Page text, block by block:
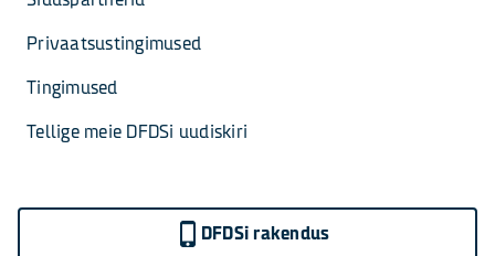
Privaatsustingimused
Tingimused
Tellige meie DFDSi uudiskiri
DFDSi rakendus